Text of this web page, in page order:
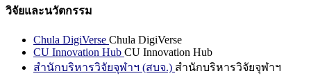
วิจัยและนวัตกรรม
Chula DigiVerse Chula DigiVerse
CU Innovation Hub CU Innovation Hub
สำนักบริหารวิจัยจุฬาฯ (สบจ.) สำนักบริหารวิจัยจุฬาฯ